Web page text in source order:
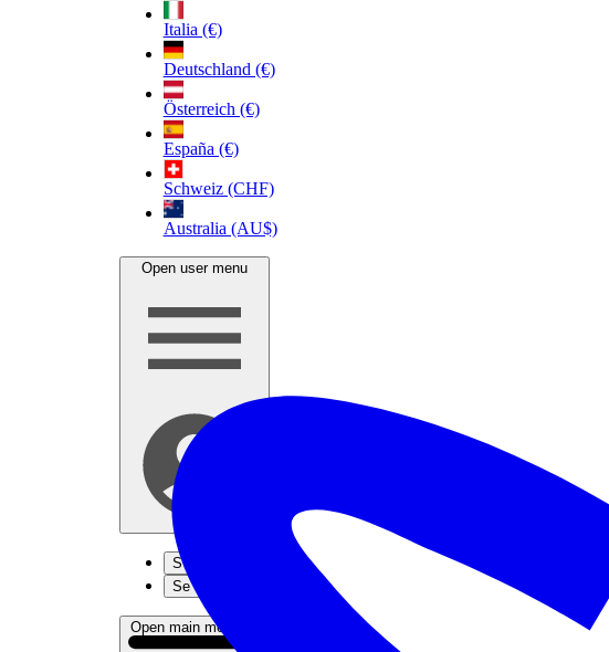
Italia (€)
Deutschland (€)
Österreich (€)
España (€)
Schweiz (CHF)
Australia (AU$)
Open user menu
S'inscrire
Se connecter
Open main menu